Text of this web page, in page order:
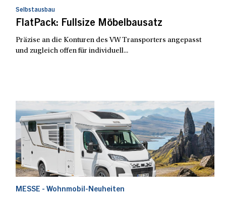
Selbstausbau
FlatPack: Fullsize Möbelbausatz
Präzise an die Konturen des VW Transporters angepasst
und zugleich offen für individuell...
MESSE - Wohnmobil-Neuheiten